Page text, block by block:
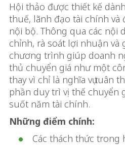
Hội thảo được thiết kế
thuế, lãnh đạo tài chính và
nội bộ. Thông qua các nội
chỉnh, rà soát lợi nhuận và
chương trình giúp doanh
thủ chuyển giá như một
thay vì chỉ là nghĩa vụ tuân
phần duy trì vị thế chuyển
suốt năm tài chính.
Những điểm chính:
Các thách thức trong